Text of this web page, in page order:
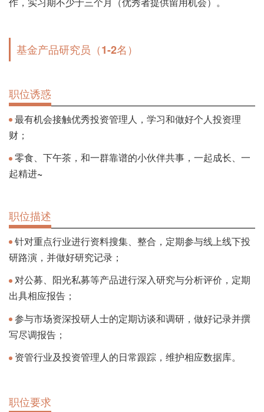
基金产品研究员（1-2名）
职位诱惑
最有机会接触优秀投资管理人，学习和做好个人投资理
财；
零食、下午茶，和一群靠谱的小伙伴共事，一起成长、一
起精进~
职位描述
针对重点行业进行资料搜集、整合，定期参与线上线下投
研路演，并做好研究记录；
对公募、阳光私募等产品进行深入研究与分析评价，定期
出具相应报告；
参与市场资深投研人士的定期访谈和调研，做好记录并撰
写尽调报告；
资管行业及投资管理人的日常跟踪，维护相应数据库。
职位要求